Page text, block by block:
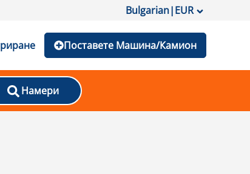
Bulgarian|EUR
Поставете Машина/Камион
Намери